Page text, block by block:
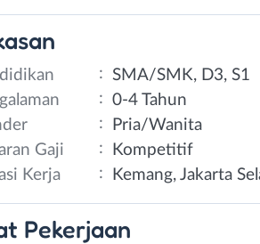
: SMA/SMK, D3, S1
: 0-4 Tahun
:
Pria/Wanita
Gaji
:
Kompetitif
Kerja
: Kemang, Jakarta
Pekerjaan